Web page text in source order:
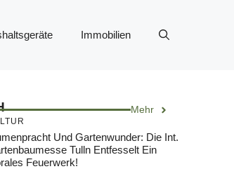
Immobilien
Mehr
Und Gartenwunder: Die Int.
Tulln Entfesselt Ein
Feuerwerk!